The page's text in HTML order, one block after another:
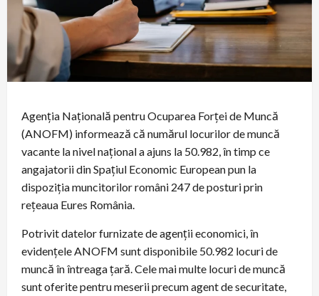
Agenţia Naţională pentru Ocuparea Forţei de Muncă
(ANOFM) informează că numărul locurilor de muncă
vacante la nivel naţional a ajuns la 50.982, în timp ce
angajatorii din Spaţiul Economic European pun la
dispoziţia muncitorilor români 247 de posturi prin
reţeaua Eures România.
Potrivit datelor furnizate de agenţii economici, în
evidenţele ANOFM sunt disponibile 50.982 locuri de
muncă în întreaga ţară. Cele mai multe locuri de muncă
sunt oferite pentru meserii precum agent de securitate,